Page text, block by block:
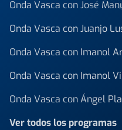
Onda Vasca con José
Onda Vasca con Juanjo
Onda Vasca con Imanol
Onda Vasca con Imanol
Onda Vasca con Ángel
Ver todos los programas